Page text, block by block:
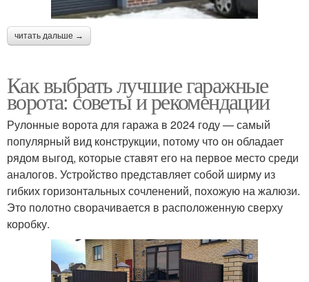
читать дальше →
Как выбрать лучшие гаражные
ворота: советы и рекомендации
Рулонные ворота для гаража в 2024 году — самый
популярный вид конструкции, потому что он обладает
рядом выгод, которые ставят его на первое место среди
аналогов. Устройство представляет собой ширму из
гибких горизонтальных сочленений, похожую на жалюзи.
Это полотно сворачивается в расположенную сверху
коробку.